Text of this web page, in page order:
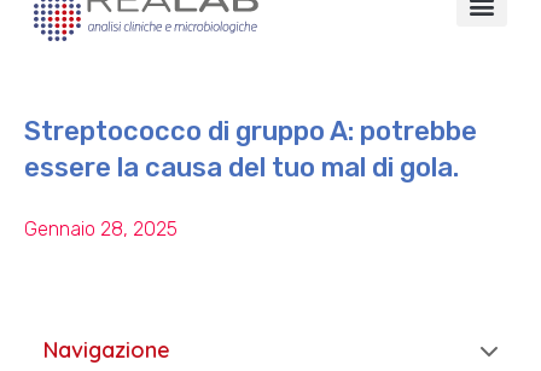
Streptococco di gruppo A: potrebbe
essere la causa del tuo mal di gola.
Gennaio 28, 2025
Navigazione